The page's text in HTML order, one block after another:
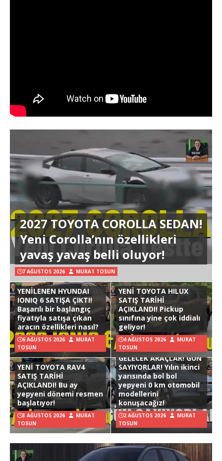
2027 TOYOTA COROLLA SEDAN!
Yeni Corolla’nın özellikleri
yavaş yavaş belli oluyor!
7 AĞUSTOS 2026 MURAT TOSUN
YENİLENEN HYUNDAI
IONIQ 6 SATIŞA ÇIKTI!
Başarılı bir başlangıç
fiyatıyla satışa çıkan
aracın özellikleri nasıl?
6 AĞUSTOS 2026
MURAT
TOSUN
YENİ TOYOTA HILUX
SATIŞ TARİHİ
AÇIKLANDI! Pickup
sınıfına yine çok iddialı
geliyor!
4 AĞUSTOS 2026
MURAT
TOSUN
YENİ TOYOTA RAV4
SATIŞ TARİHİ
AÇIKLANDI! Bu ay
yepyeni dönemi resmen
başlatıyor!
3 AĞUSTOS 2026
MURAT
TOSUN
GELECEK ARAÇLAR! GÜN
SAYIYORLAR! Yılın ikinci
yarısında bol bol
yepyeni 0 km otomobil
modellerini
konuşacağız!
2 AĞUSTOS 2026
MURAT
TOSUN